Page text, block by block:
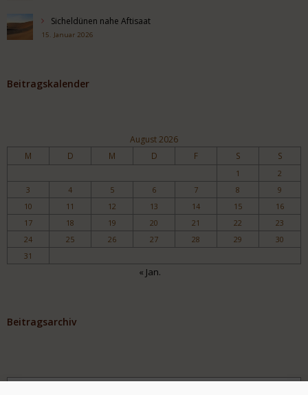
Sicheldünen nahe Aftisaat
15. Januar 2026
Beitragskalender
August 2026
M D M D F S S
1
2
3
4 5 6 7 8
9
10
11 12 13 14 15
16
17
18 19 20 21 22
23
24
25 26 27 28 29
30
31
« Jan.
Beitragsarchiv
Archiv